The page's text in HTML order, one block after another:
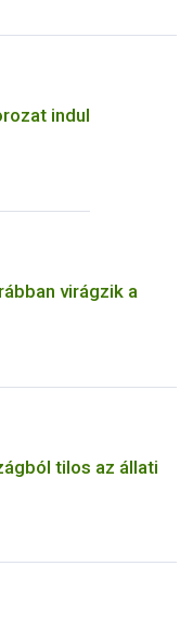
indul
virágzik a
tilos az állati